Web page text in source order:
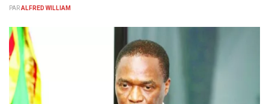
PARALFRED WILLIAM